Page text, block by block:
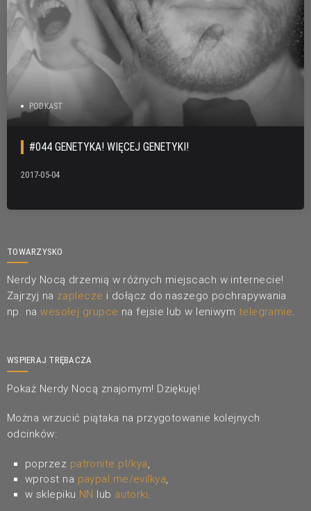
PODKAST
#044 GENETYKA! WIĘCEJ GENETYKI!
2017-05-04
TOWARZYSKO
Nerdy Nocą drzemią w różnych miejscach w internecie!
Zajrzyj na zaplecze i dołącz do naszego pochrapywania
np. nawesołej grupce na fejsie lub w leniwym telegramie.
WSPIERAJ TRĘBACZA
Pokaż Nerdy Nocą znajomym! Dziękuję!
Można wrzucić piątaka na przygotowanie kolejnych
odcinków:
poprzez patronite.pl/kya,
wprost na paypal.me/evilkya,
w sklepiku NN lub autorki.